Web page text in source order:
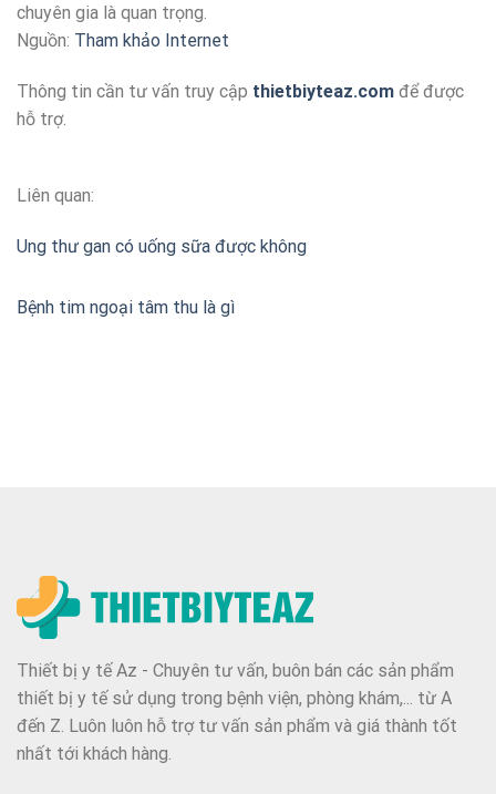
chuyên gia là quan trọng.
Nguồn: Tham khảo Internet
Thông tin cần tư vấn truy cập thietbiyteaz.com để được
hỗ trợ.
Liên quan:
Ung thư gan có uống sữa được không
Bệnh tim ngoại tâm thu là gì
Thiết bị y tế Az - Chuyên tư vấn, buôn bán các sản phẩm
thiết bị y tế sử dụng trong bệnh viện, phòng khám,... từ A
đến Z. Luôn luôn hỗ trợ tư vấn sản phẩm và giá thành tốt
nhất tới khách hàng.